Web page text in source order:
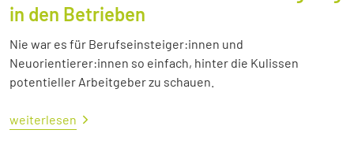
in den Betrieben
Nie war es für Berufseinsteiger:innen und
Neuorientierer:innen so einfach, hinter die Kulissen
potentieller Arbeitgeber zu schauen.
weiterlesen